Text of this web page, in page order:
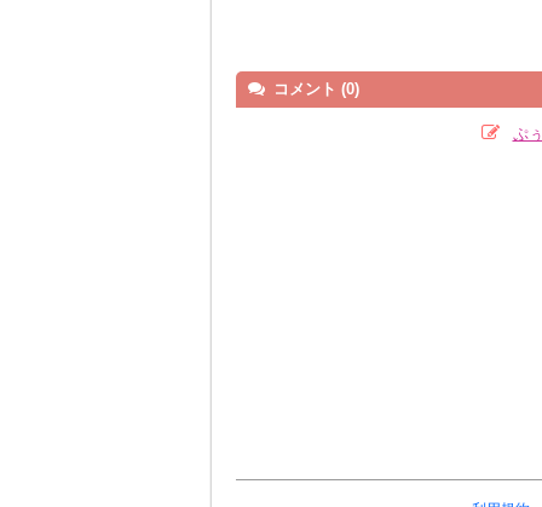
コメント (0)
ぷ